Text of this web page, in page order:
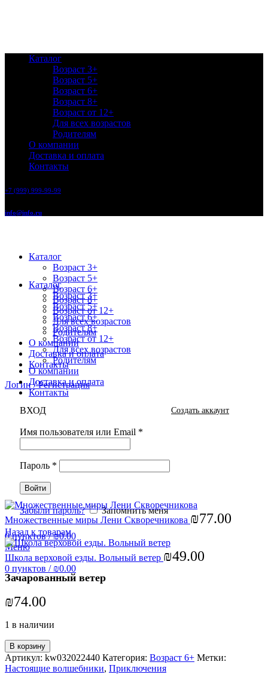
Каталог
Возраст 3+
Возраст 5+
Возраст 6+
Возраст 8+
Возраст от 12+
Для всех возрастов
Родителям
О компании
Доставка и оплата
Контакты
+7 (999) 999-99-99
info@info.ru
Каталог
Возраст 3+
Возраст 5+
Возраст 6+
Возраст 8+
Возраст от 12+
Для всех возрастов
Родителям
О компании
Доставка и оплата
Контакты
Логин / Регистрация
ВХОД Создать аккаунт
Имя пользователя или Email *
Пароль *
Войти
Забыли пароль? Запомнить меня
0пунктов / ₪0.00
Меню
0 пунктов / ₪0.00
Каталог
Возраст 3+
Возраст 5+
Возраст 6+
Возраст 8+
Возраст от 12+
Для всех возрастов
Родителям
О компании
Доставка и оплата
Контакты
Увеличить
Множественные миры Лени Скворечникова ₪77.00
Назад к товарам
Школа верховой езды. Вольный ветер ₪49.00
Зачарованный ветер
₪74.00
1 в наличии
В корзину
Артикул: kw032022440 Категория: Возраст 6+ Метки:
Настоящие волшебники, Приключения